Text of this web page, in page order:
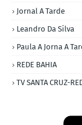
Jornal A Tarde
Leandro Da Silva
Paula A Jorna A
REDE BAHIA
TV SANTA CRUZ-